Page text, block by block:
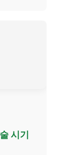
시기